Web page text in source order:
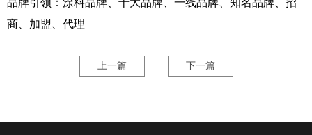
商、加盟、代理
上一篇 下一篇